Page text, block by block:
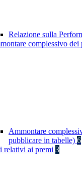
Relazione sulla
complessivo dei
Ammontare
pubblicare in tabelle) 6
relativi ai premi 3